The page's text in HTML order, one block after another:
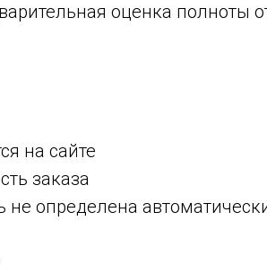
оценка полноты
на сайте
заказа
определена